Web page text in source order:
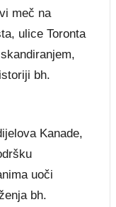
meč na
ulice Toronta
bh.
Kanade,
uoči
bh.